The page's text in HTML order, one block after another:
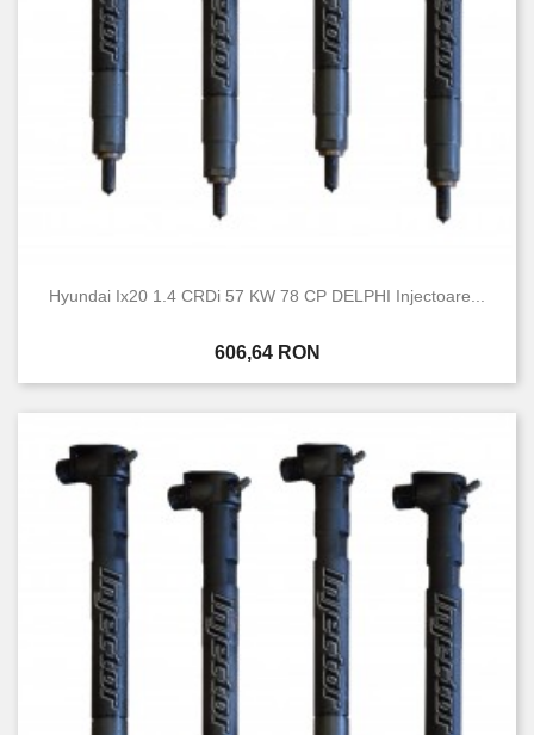
Hyundai Ix20 1.4 CRDi 57 KW 78 CP DELPHI Injectoare...
Pret
606,64 RON